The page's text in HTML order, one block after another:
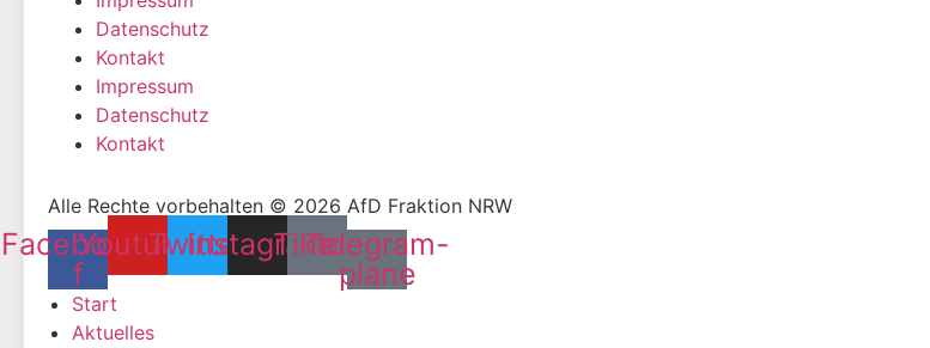
Datenschutz
Kontakt
Impressum
Datenschutz
Kontakt
Alle Rechte vorbehalten © 2026 AfD Fraktion NRW
Facebook-
f
YoutubeTwitter
Instagram
Tiktok
Telegram-
plane
Start
Aktuelles